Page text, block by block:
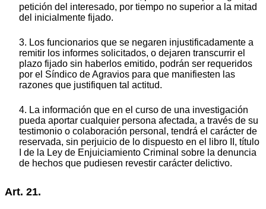
petición del interesado, por tiempo no superior a la mitad
del inicialmente fijado.
3. Los funcionarios que se negaren injustificadamente a
remitir los informes solicitados, o dejaren transcurrir el
plazo fijado sin haberlos emitido, podrán ser requeridos
por el Síndico de Agravios para que manifiesten las
razones que justifiquen tal actitud.
4. La información que en el curso de una investigación
pueda aportar cualquier persona afectada, a través de su
testimonio o colaboración personal, tendrá el carácter de
reservada, sin perjuicio de lo dispuesto en el libro II, título
I de la Ley de Enjuiciamiento Criminal sobre la denuncia
de hechos que pudiesen revestir carácter delictivo.
Art. 21.